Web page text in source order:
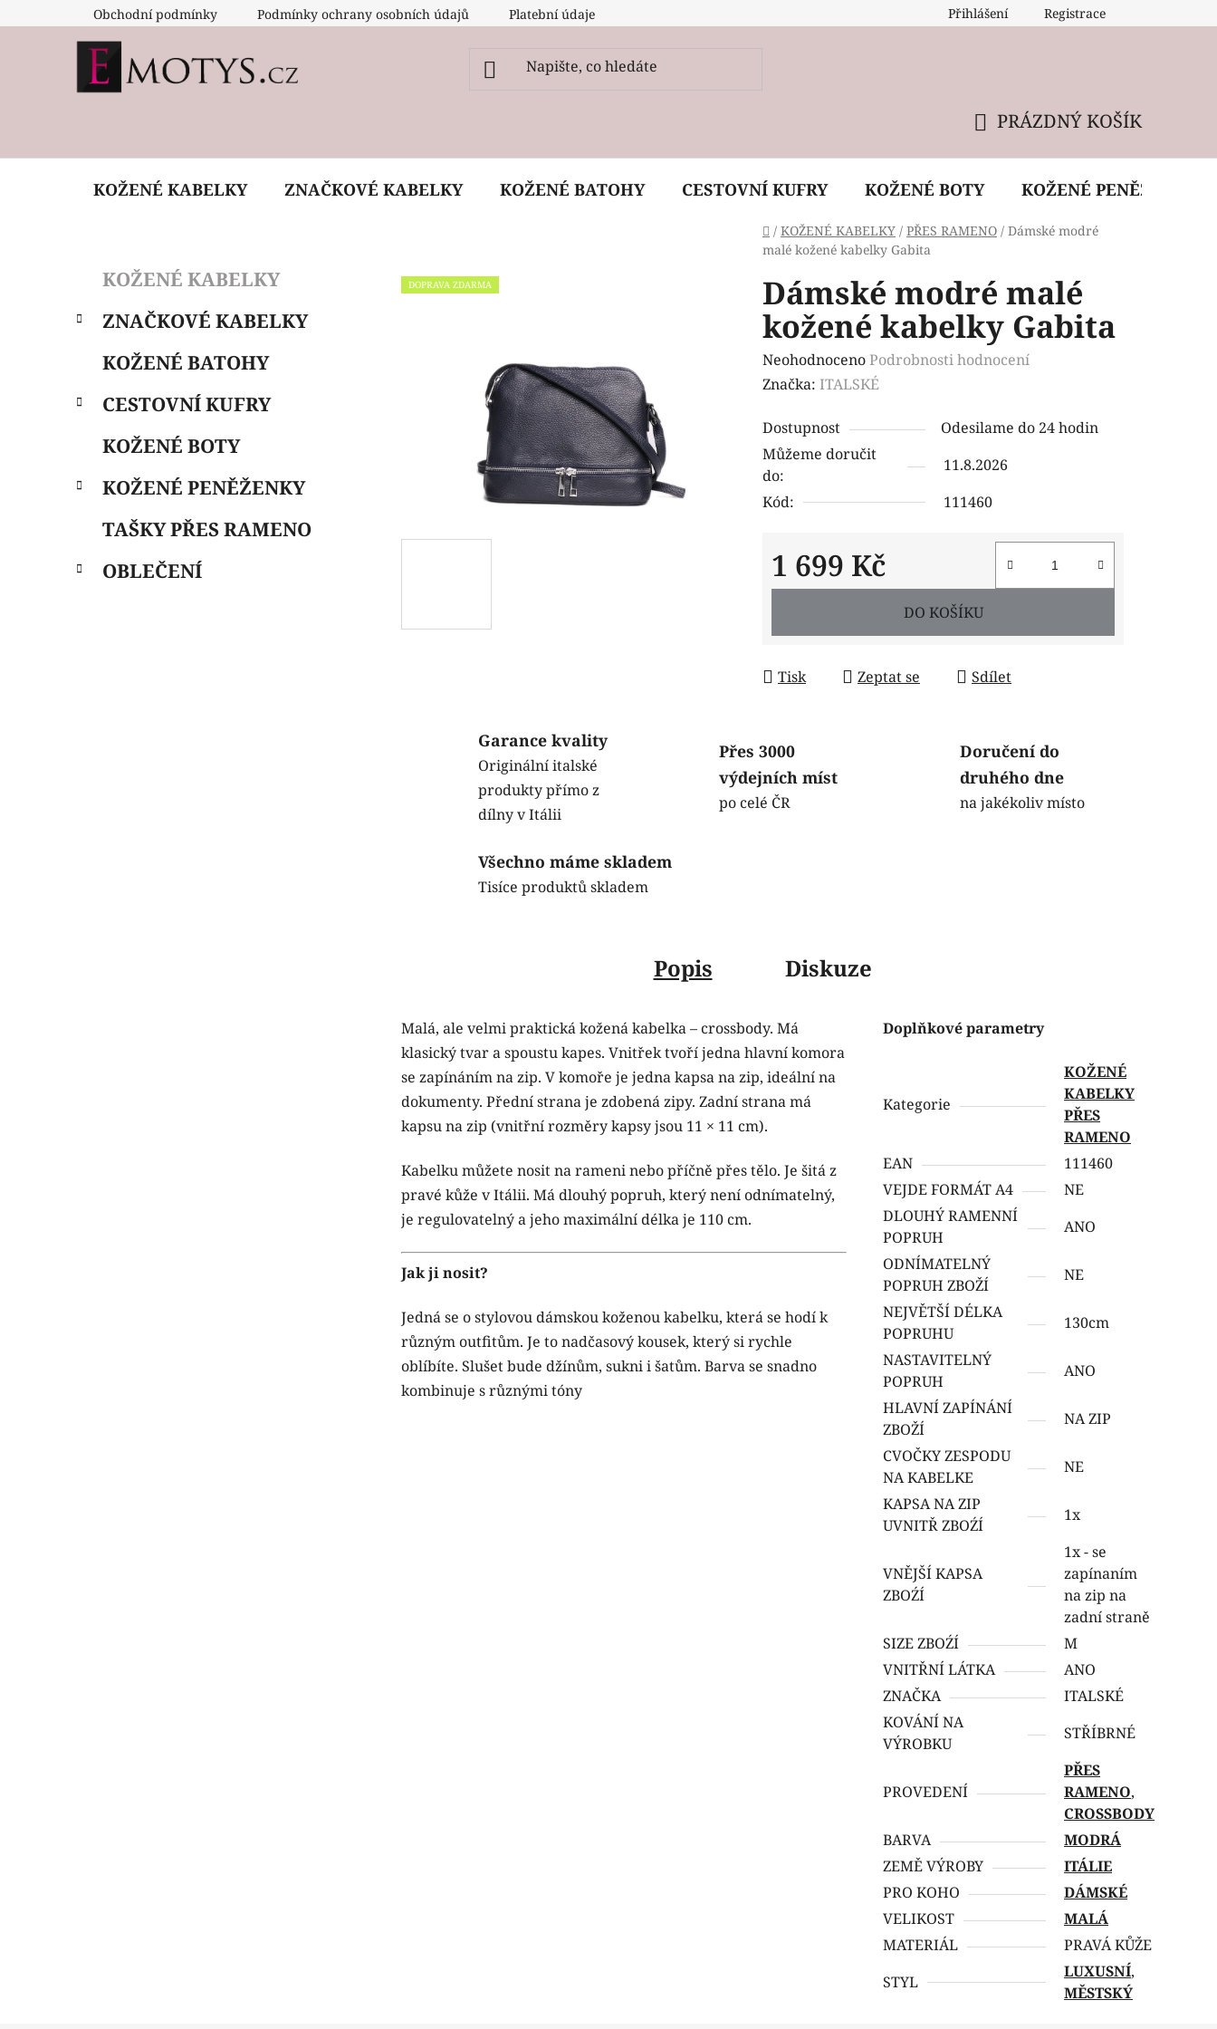
na
Obchodní podmínky Podmínky ochrany osobních údajů Platební údaje Reklamační podmínky
Přihlášení Registrace
KOŠÍK
PRÁZDNÝ KOŠÍK
KOŽENÉ KABELKY ZNAČKOVÉ KABELKY KOŽENÉ BATOHY CESTOVNÍ KUFRY KOŽENÉ BOTY KOŽENÉ PENĚŽENKY
Domů
/ KOŽENÉ KABELKY / PŘES RAMENO / Dámské modré
malé kožené kabelky Gabita
s
n
p
l
Přeskočit
kategorie
e
i
KOŽENÉ KABELKY
ZNAČKOVÉ KABELKY
KOŽENÉ BATOHY
CESTOVNÍ KUFRY
KOŽENÉ BOTY
KOŽENÉ PENĚŽENKY
TAŠKY PŘES RAMENO
OBLEČENÍ
Dámské modré malé
kožené kabelky Gabita
Průměrné
hodnocení
je
0,0
z
5
NeohodnocenoPodrobnosti hodnocení
Značka: ITALSKÉ
Dostupnost
Odesilame do 24 hodin
Můžeme doručit
do:
11.8.2026
Kód:
111460
1 699 Kč
Měrná cena:
DO KOŠÍKU
Tisk Zeptat se Sdílet
DOPRAVA ZDARMA
Garance kvality
Originální italské
produkty přímo z
dílny v Itálii
Přes 3000
výdejních míst
po celé ČR
Doručení do
druhého dne
na jakékoliv místo
Všechno máme skladem
Tisíce produktů skladem
Popis Diskuze
Malá, ale velmi praktická kožená kabelka – crossbody. Má
klasický tvar a spoustu kapes. Vnitřek tvoří jedna hlavní komora
se zapínáním na zip. V komoře je jedna kapsa na zip, ideální na
dokumenty. Přední strana je zdobená zipy. Zadní strana má
kapsu na zip (vnitřní rozměry kapsy jsou 11 × 11 cm).
Kabelku můžete nosit na rameni nebo příčně přes tělo. Je šitá z
pravé kůže v Itálii. Má dlouhý popruh, který není odnímatelný,
je regulovatelný a jeho maximální délka je 110 cm.
Jak ji nosit?
Jedná se o stylovou dámskou koženou kabelku, která se hodí k
různým outfitům. Je to nadčasový kousek, který si rychle
oblíbíte. Slušet bude džínům, sukni i šatům. Barva se snadno
kombinuje s různými tóny
Doplňkové parametry
Kategorie
KOŽENÉ
KABELKY
PŘES
RAMENO
EAN
111460
VEJDE FORMÁT A4
NE
DLOUHÝ RAMENNÍ
POPRUH
ANO
ODNÍMATELNÝ
POPRUH ZBOŽÍ
NE
NEJVĚTŠÍ DÉLKA
POPRUHU
130cm
NASTAVITELNÝ
POPRUH
ANO
HLAVNÍ ZAPÍNÁNÍ
ZBOŽÍ
NA ZIP
CVOČKY ZESPODU
NA KABELKE
NE
KAPSA NA ZIP
UVNITŘ ZBOŹÍ
1x
VNĚJŠÍ KAPSA
ZBOŹÍ
1x - se
zapínaním
na zip na
zadní straně
SIZE ZBOŹÍ
M
VNITŘNÍ LÁTKA
ANO
ZNAČKA
ITALSKÉ
KOVÁNÍ NA
VÝROBKU
STŘÍBRNÉ
PROVEDENÍ
PŘES
RAMENO,
CROSSBODY
BARVA
MODRÁ
ZEMĚ VÝROBY
ITÁLIE
PRO KOHO
DÁMSKÉ
VELIKOST
MALÁ
MATERIÁL
PRAVÁ KŮŽE
STYL
LUXUSNÍ,
MĚSTSKÝ